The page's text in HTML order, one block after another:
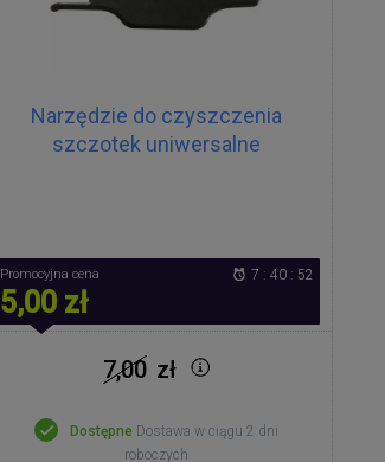
Narzędzie do czyszczenia
szczotek uniwersalne
Promocyjna cena
5,00 zł
7 : 40 : 52
7,00 zł
Dostępne Dostawa w ciągu 2 dni
roboczych